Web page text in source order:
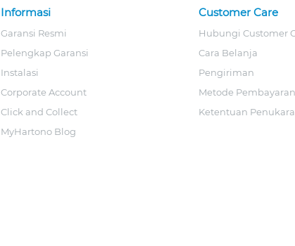
Informasi
Garansi Resmi
Pelengkap Garansi
Instalasi
Corporate Account
Click and Collect
MyHartono Blog
Customer Care
Hubungi Customer
Cara Belanja
Pengiriman
Metode Pembayaran
Ketentuan